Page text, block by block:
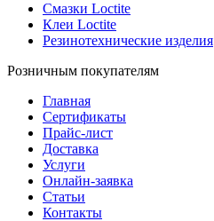
Смазки Loctite
Клеи Loctite
Резинотехнические изделия
Розничным покупателям
Главная
Сертификаты
Прайс-лист
Доставка
Услуги
Онлайн-заявка
Статьи
Контакты